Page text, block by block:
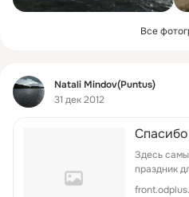
Все
Фид
Natali Mindov(Puntus)
31 дек 2012
Спасибо
Здесь
праздник